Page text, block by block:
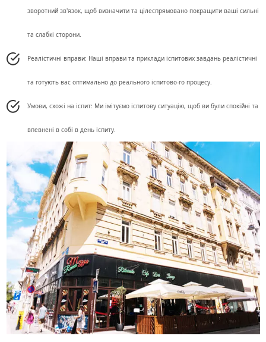
зворотний зв'язок, щоб визначити та цілеспрямовано покращити ваші сильні
та слабкі сторони.
Реалістичні вправи: Наші вправи та приклади іспитових завдань реалістичні
та готують вас оптимально до реального іспитово-го процесу.
Умови, схожі на іспит: Ми імітуємо іспитову ситуацію, щоб ви були спокійні та
впевнені в собі в день іспиту.